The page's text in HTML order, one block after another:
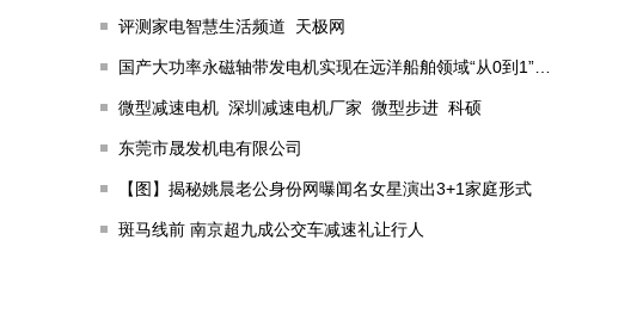
评测家电智慧生活频道_天极网
国产大功率永磁轴带发电机实现在远洋船舶领域“从0到1”的突破
微型减速电机_深圳减速电机厂家_微型步进_科硕
东莞市晟发机电有限公司
【图】揭秘姚晨老公身份网曝闻名女星演出3+1家庭形式
斑马线前 南京超九成公交车减速礼让行人